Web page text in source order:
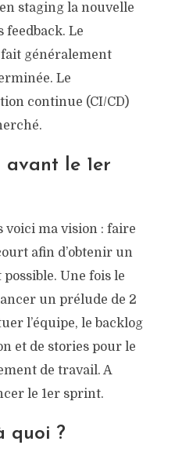
staging la nouvelle
feedback. Le
généralement
Le
continue (CI/CD)
avant le 1er
voici ma vision : faire
afin d’obtenir un
Une fois le
un prélude de 2
l’équipe, le backlog
et de stories pour le
de travail. A
le 1er sprint.
quoi ?